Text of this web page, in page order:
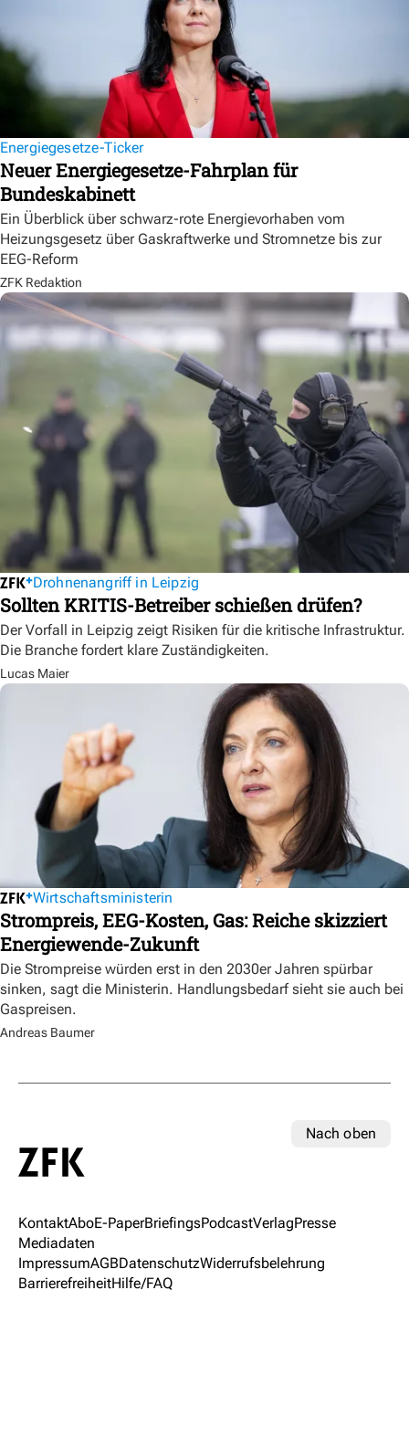
Energiegesetze-Ticker
Neuer Energiegesetze-Fahrplan für
Bundeskabinett
Ein Überblick über schwarz-rote Energievorhaben vom
Heizungsgesetz über Gaskraftwerke und Stromnetze bis zur
EEG-Reform
ZFK Redaktion
Drohnenangriff in Leipzig
Sollten KRITIS-Betreiber schießen drüfen?
Der Vorfall in Leipzig zeigt Risiken für die kritische Infrastruktur.
Die Branche fordert klare Zuständigkeiten.
Lucas Maier
Wirtschaftsministerin
Strompreis, EEG-Kosten, Gas: Reiche skizziert
Energiewende-Zukunft
Die Strompreise würden erst in den 2030er Jahren spürbar
sinken, sagt die Ministerin. Handlungsbedarf sieht sie auch bei
Gaspreisen.
Andreas Baumer
Nach oben
KontaktAboE-PaperBriefingsPodcastVerlagPresse
Mediadaten
ImpressumAGBDatenschutzWiderrufsbelehrung
BarrierefreiheitHilfe/FAQ